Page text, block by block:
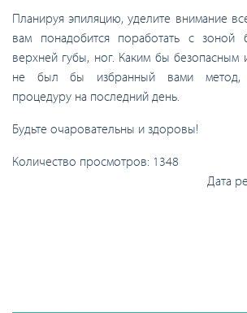
Планируя эпиляцию, уделите внимание
вам понадобится поработать с зоной
верхней губы, ног. Каким бы безопасным
не был бы избранный вами метод,
процедуру на последний день.
Будьте очаровательны и здоровы!
Количество просмотров: 1348
Дата